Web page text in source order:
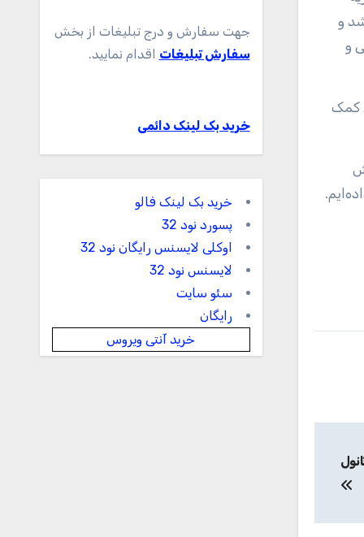
و
و
کمک
جهت سفارش و درج تبلیغات از بخش
سفارش تبلیغات اقدام نمایید.
خرید بک لینک دائمی
خرید بک لینک فالو
پسورد نود 32
اوکلی لایسنس رایگان نود 32
لایسنس نود 32
سئو سایت
رایگان
خرید آنتی ویروس